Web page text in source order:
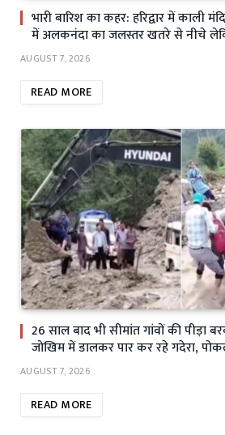
भारी बारिश का कहर: हरिद्वार में काली
में अलकनंदा का जलस्तर खतरे से नीचे
AUGUST 7, 2026
READ MORE
26 साल बाद भी सीमांत गांवों की पीड़ा
जोखिम में डालकर पार कर रहे गदेरा,
AUGUST 7, 2026
READ MORE